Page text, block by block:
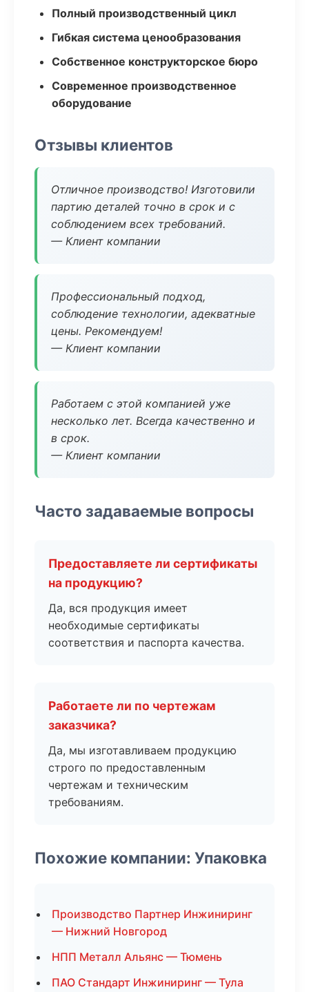
Полный производственный цикл
Гибкая система ценообразования
Собственное конструкторское бюро
Современное производственное
оборудование
Отзывы клиентов
Отличное производство! Изготовили
партию деталей точно в срок и с
соблюдением всех требований.
— Клиент компании
Профессиональный подход,
соблюдение технологии, адекватные
цены. Рекомендуем!
— Клиент компании
Работаем с этой компанией уже
несколько лет. Всегда качественно и
в срок.
— Клиент компании
Часто задаваемые вопросы
Предоставляете ли сертификаты
на продукцию?
Да, вся продукция имеет
необходимые сертификаты
соответствия и паспорта качества.
Работаете ли по чертежам
заказчика?
Да, мы изготавливаем продукцию
строго по предоставленным
чертежам и техническим
требованиям.
Похожие компании: Упаковка
Производство Партнер Инжиниринг
— Нижний Новгород
НПП Металл Альянс — Тюмень
ПАО Стандарт Инжиниринг — Тула